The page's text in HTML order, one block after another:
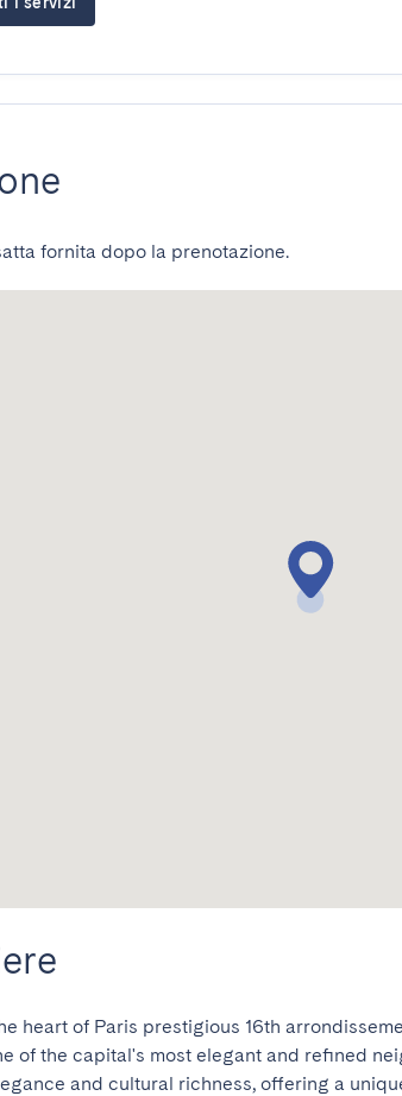
fornita dopo la prenotazione.
heart of Paris prestigious 16th
of the capital's most elegant and refined
and cultural richness, offering a